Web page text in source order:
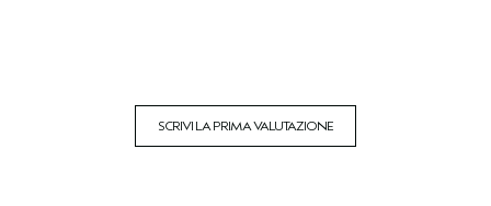
SCRIVI LA PRIMA VALUTAZIONE